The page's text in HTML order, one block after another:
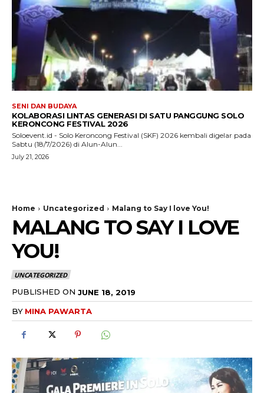
SENI DAN BUDAYA
KOLABORASI LINTAS GENERASI DI SATU PANGGUNG SOLO
KERONCONG FESTIVAL 2026
Soloevent.id - Solo Keroncong Festival (SKF) 2026 kembali digelar pada
Sabtu (18/7/2026) di Alun-Alun...
July 21, 2026